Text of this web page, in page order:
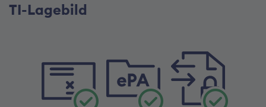
TI-Lagebild